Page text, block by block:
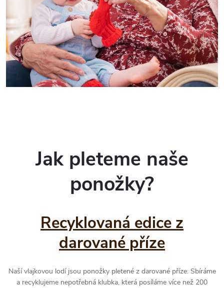
Jak pleteme naše
ponožky?
Recyklovaná edice z
darované příze
Naší vlajkovou lodí jsou ponožky pletené z darované příze. Sbíráme
a recyklujeme nepotřebná klubka, která posíláme více než 200